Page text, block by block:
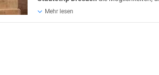
die Vielzahl imposanter Sehenswürdigkeiten,
Mehr lesen